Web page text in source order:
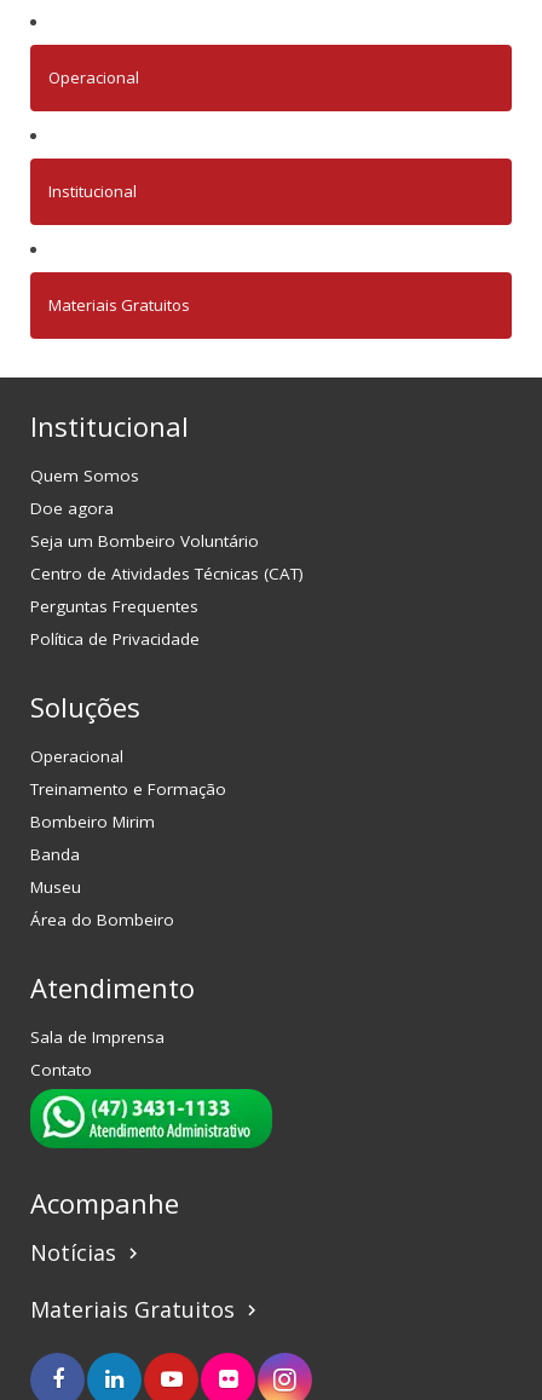
Operacional
Institucional
Materiais Gratuitos
Institucional
Quem Somos
Doe agora
Seja um Bombeiro Voluntário
Centro de Atividades Técnicas (CAT)
Perguntas Frequentes
Política de Privacidade
Soluções
Operacional
Treinamento e Formação
Bombeiro Mirim
Banda
Museu
Área do Bombeiro
Atendimento
Sala de Imprensa
Contato
Acompanhe
Notícias keyboard_arrow_right
Materiais Gratuitos keyboard_arrow_right